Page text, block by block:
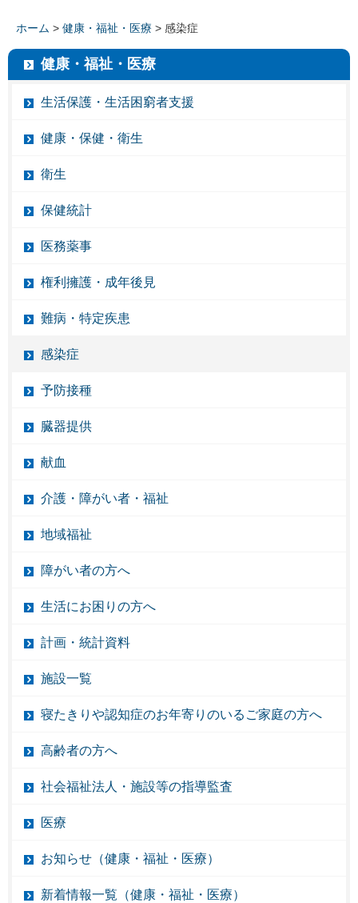
ホーム > 健康・福祉・医療 > 感染症
健康・福祉・医療
生活保護・生活困窮者支援
健康・保健・衛生
衛生
保健統計
医務薬事
権利擁護・成年後見
難病・特定疾患
感染症
予防接種
臓器提供
献血
介護・障がい者・福祉
地域福祉
障がい者の方へ
生活にお困りの方へ
計画・統計資料
施設一覧
寝たきりや認知症のお年寄りのいるご家庭の方へ
高齢者の方へ
社会福祉法人・施設等の指導監査
医療
お知らせ（健康・福祉・医療）
新着情報一覧（健康・福祉・医療）